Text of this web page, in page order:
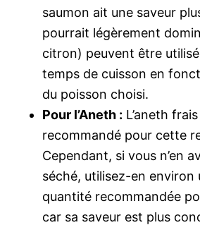
saumon ait une saveur
pourrait légèrement
citron) peuvent être
temps de cuisson en
du poisson choisi.
Pour l’Aneth : L’aneth
recommandé pour cette
Cependant, si vous n’en
séché, utilisez-en environ
quantité recommandée
car sa saveur est plus